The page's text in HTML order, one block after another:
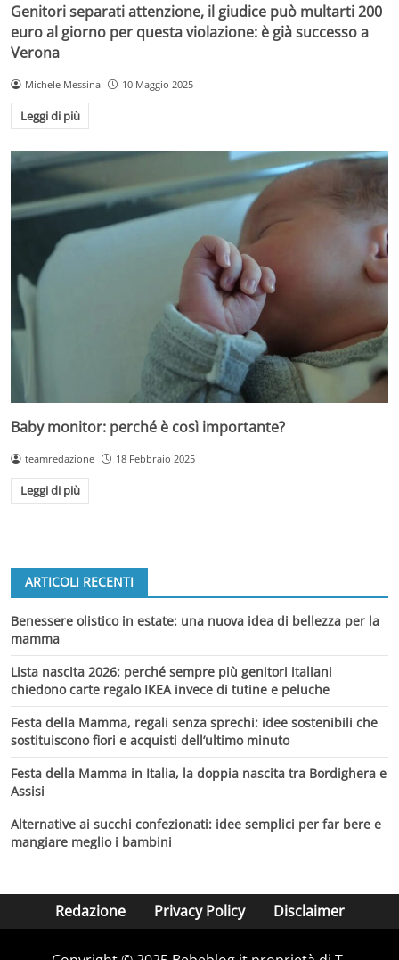
Genitori separati attenzione, il giudice può multarti 200
euro al giorno per questa violazione: è già successo a
Verona
Michele Messina 10 Maggio 2025
Leggi di più
Baby monitor: perché è così importante?
teamredazione 18 Febbraio 2025
Leggi di più
ARTICOLI RECENTI
Benessere olistico in estate: una nuova idea di bellezza per la
mamma
Lista nascita 2026: perché sempre più genitori italiani
chiedono carte regalo IKEA invece di tutine e peluche
Festa della Mamma, regali senza sprechi: idee sostenibili che
sostituiscono fiori e acquisti dell’ultimo minuto
Festa della Mamma in Italia, la doppia nascita tra Bordighera e
Assisi
Alternative ai succhi confezionati: idee semplici per far bere e
mangiare meglio i bambini
Redazione Privacy Policy Disclaimer